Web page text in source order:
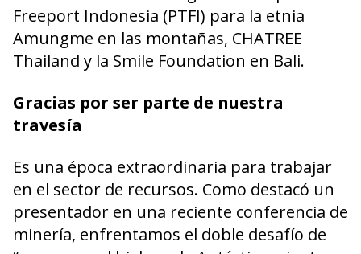
Freeport Indonesia (PTFI) para la etnia
Amungme en las montañas, CHATREE
Thailand y la Smile Foundation en Bali.
Gracias por ser parte de nuestra
travesía
Es una época extraordinaria para trabajar
en el sector de recursos. Como destacó un
presentador en una reciente conferencia de
minería, enfrentamos el doble desafío de